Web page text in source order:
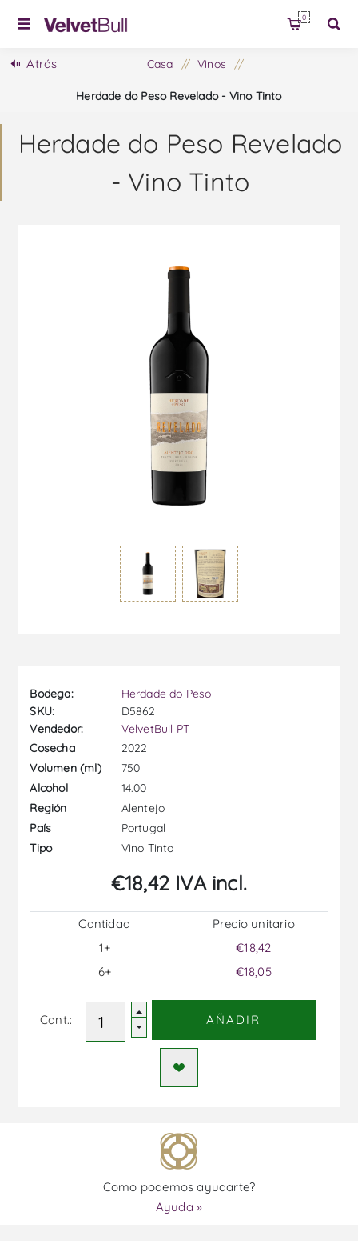
0
Atrás Casa / Vinos /
Herdade do Peso Revelado - Vino Tinto
Herdade do Peso Revelado
- Vino Tinto
Bodega:
Herdade do Peso
SKU:
D5862
Vendedor:
VelvetBull PT
Cosecha
2022
Volumen (ml)
750
Alcohol
14.00
Región
Alentejo
País
Portugal
Tipo
Vino Tinto
€18,42 IVA incl.
Cantidad
1+
6+
Precio unitario
€18,42
€18,05
Cant.: AÑADIR
Como podemos ayudarte?
Ayuda »